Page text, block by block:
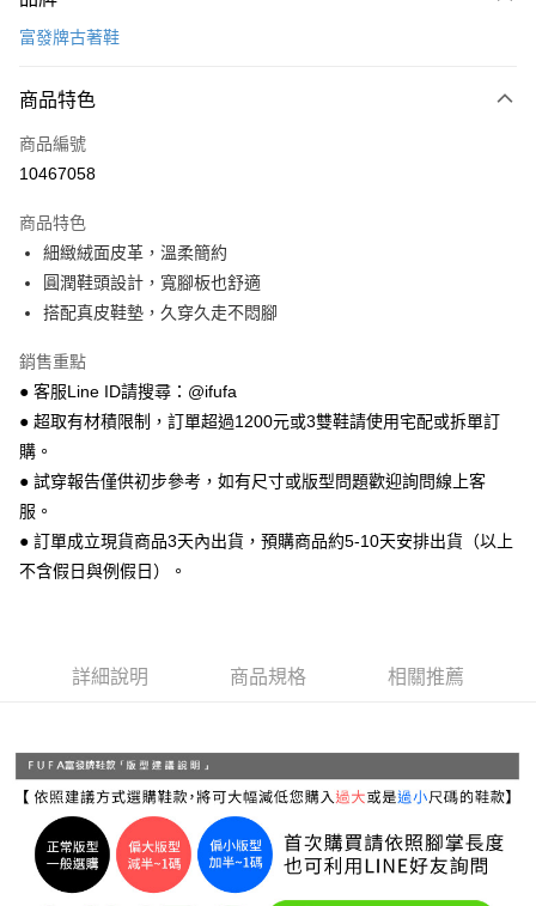
信用卡一次付款
LINE Pay
Apple Pay
悠遊付
Google Pay
全盈+PAY
AFTEE先享後付
相關說明
【關於「AFTEE先享後付」】
AFTEE先享後付是「在收到商品之後才付款」的支付方式。 讓您購物簡單
１．簡單：不需註冊會員、不需綁卡、不需儲值。
２．便利：只要手機號碼，簡訊認證，即可結帳。
３．安心：先確認商品／服務後，再付款。
【「AFTEE先享後付」結帳流程】
ATM／網路銀行／等多元方式進行付款，方視為交易完成。
※ 交易是否成功請以「AFTEE先享後付 」之結帳頁面顯示為準，若有關於
是否繳費成功／繳費後需取消欲退款等相關疑問，請聯繫「AFTEE先享後付
【注意事項】
１．透過由恩沛科技股份有限公司提供之「AFTEE先享後付」服務完成之交
易，需依本服務之必要範圍內提供個人資料，並將交易相關給付款項請求債
ATM付款
全家 取貨付款
每筆NT$70，滿NT$999(含以上)免運費
7-11 取貨付款
付款後 7-11取貨
每筆NT$70，滿NT$999(含以上)免運費
新竹物流宅配
每筆NT$90，滿NT$999(含以上)免運費
富發牌古著鞋
商品特色
商品編號
10467058
商品特色
細緻絨面皮革，溫柔簡約
圓潤鞋頭設計，寬腳板也舒適
搭配真皮鞋墊，久穿久走不悶腳
銷售重點
● 客服Line ID請搜尋：@ifufa
● 超取有材積限制，訂單超過1200元或3雙鞋請使用宅配或拆單訂
購。
● 試穿報告僅供初步參考，如有尺寸或版型問題歡迎詢問線上客
服。
● 訂單成立現貨商品3天內出貨，預購商品約5-10天安排出貨（以上
不含假日與例假日）。
詳細說明 商品規格 相關推薦